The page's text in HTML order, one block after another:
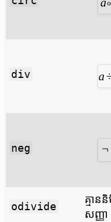
div
neg
odivide
គ្មាន​និ
សញ្ញា